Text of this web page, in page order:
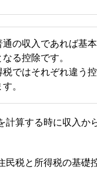
の収入であれば基
る控除です。
税ではそれぞれ違う
。
計算する時に収入か
民税と所得税の基礎